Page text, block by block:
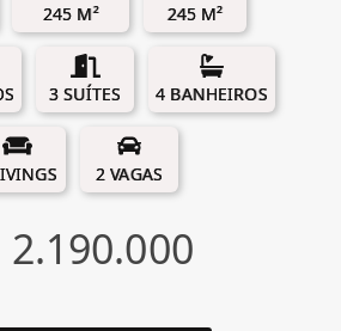
245 M² 245 M²
3 SUÍTES 4 BANHEIROS
2 VAGAS
2.190.000